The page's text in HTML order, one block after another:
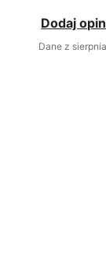
Dodaj
Dane z